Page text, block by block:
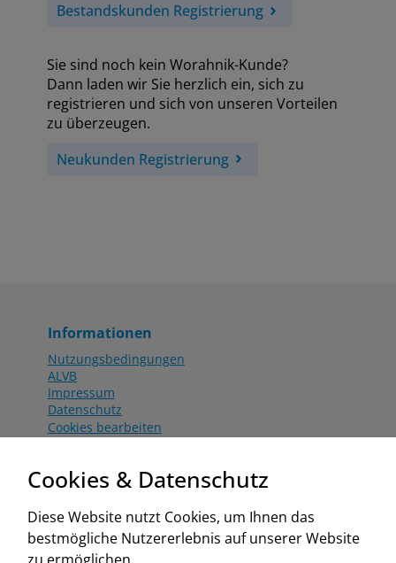
Bestandskunden Registrierung
Sie sind noch kein Worahnik-Kunde?
Dann laden wir Sie herzlich ein, sich zu
registrieren und sich von unseren Vorteilen
zu überzeugen.
Neukunden Registrierung
Informationen
Nutzungsbedingungen
ALVB
Impressum
Datenschutz
Cookies bearbeiten
Aktionsbedingungen
www.worahnik.at
Zentrale Köttlach
Cookies & Datenschutz
Diese Website nutzt Cookies, um Ihnen das
bestmögliche Nutzererlebnis auf unserer Website